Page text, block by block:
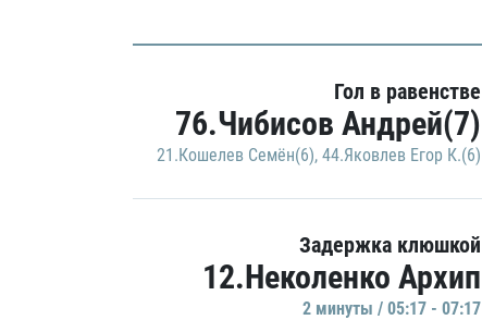
Гол в равенстве
76.Чибисов Андрей(7)
21.Кошелев Семён(6), 44.Яковлев Егор К.(6)
Задержка клюшкой
12.Неколенко Архип
2 минуты / 05:17 - 07:17